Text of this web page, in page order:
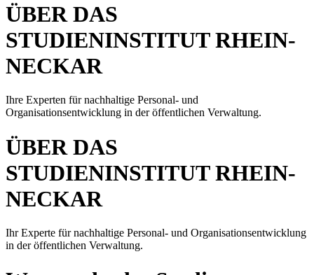
ÜBER DAS
STUDIENINSTITUT RHEIN-
NECKAR
Ihre Experten für nachhaltige Personal- und
Organisationsentwicklung in der öffentlichen Verwaltung.
ÜBER DAS
STUDIEN­INSTITUT RHEIN-
NECKAR
Ihr Experte für nach­haltige Personal- und Organisations­entwicklung
in der öffent­lichen Verwaltung.